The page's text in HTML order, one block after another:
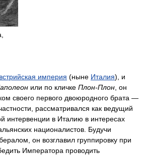
империя (ныне Италия), и
или по кличке Плон-Плон , он
своего первого двоюродного брата —
рассматривался как ведущий
интервенции в Италию в интересах
националистов. Будучи
он возглавил группировку при
Императора проводить